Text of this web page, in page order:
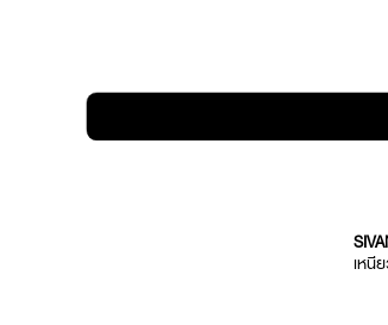
เหนี